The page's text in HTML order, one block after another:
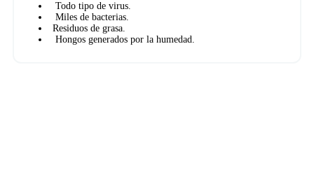
Todo tipo de virus.
Miles de bacterias.
Residuos de grasa.
Hongos generados por la humedad.